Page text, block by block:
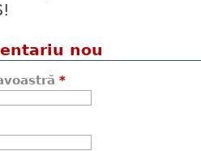
nou
*